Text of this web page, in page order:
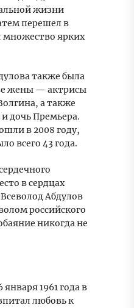
жизни
перешел в
множество ярких
также была
жены — актрисы
а также
дочь Премьера.
в 2008 году,
всего 43 года.
в сердцах
Абдулов
российского
никогда не
1961 года в
любовь к